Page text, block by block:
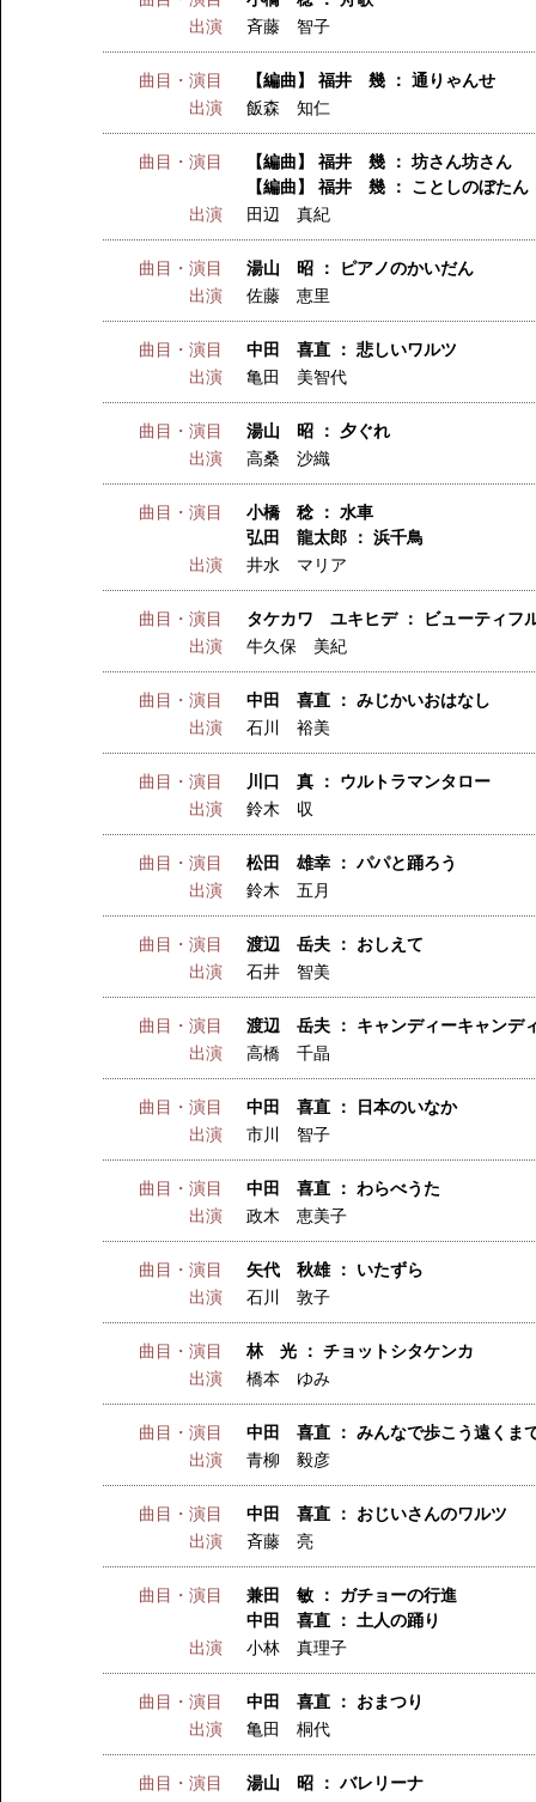
出演
斉藤 智子
曲目・演目
【編曲】 福井 幾 ： 通りゃんせ
出演
飯森 知仁
曲目・演目
【編曲】 福井 幾 ： 坊さん坊さん
【編曲】 福井 幾 ： ことしのぼたん
出演
田辺 真紀
曲目・演目
湯山 昭 ： ピアノのかいだん
出演
佐藤 恵里
曲目・演目
中田 喜直 ： 悲しいワルツ
出演
亀田 美智代
曲目・演目
湯山 昭 ： 夕ぐれ
出演
高桑 沙織
曲目・演目
小橋 稔 ： 水車
弘田 龍太郎 ： 浜千鳥
出演
井水 マリア
曲目・演目
タケカワ ユキヒデ ： ビューティフ
出演
牛久保 美紀
曲目・演目
中田 喜直 ： みじかいおはなし
出演
石川 裕美
曲目・演目
川口 真 ： ウルトラマンタロー
出演
鈴木 収
曲目・演目
松田 雄幸 ： パパと踊ろう
出演
鈴木 五月
曲目・演目
渡辺 岳夫 ： おしえて
出演
石井 智美
曲目・演目
渡辺 岳夫 ： キャンディーキャンデ
出演
高橋 千晶
曲目・演目
中田 喜直 ： 日本のいなか
出演
市川 智子
曲目・演目
中田 喜直 ： わらべうた
出演
政木 恵美子
曲目・演目
矢代 秋雄 ： いたずら
出演
石川 敦子
曲目・演目
林 光 ： チョットシタケンカ
出演
橋本 ゆみ
曲目・演目
中田 喜直 ： みんなで歩こう遠くま
出演
青柳 毅彦
曲目・演目
中田 喜直 ： おじいさんのワルツ
出演
斉藤 亮
曲目・演目
兼田 敏 ： ガチョーの行進
中田 喜直 ： 土人の踊り
出演
小林 真理子
曲目・演目
中田 喜直 ： おまつり
出演
亀田 桐代
曲目・演目
湯山 昭 ： バレリーナ